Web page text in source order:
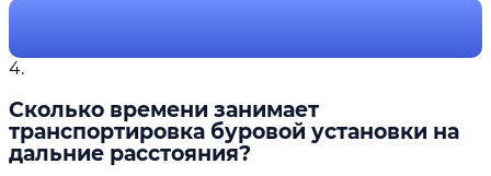
4.
Сколько времени занимает
транспортировка буровой установки на
дальние расстояния?